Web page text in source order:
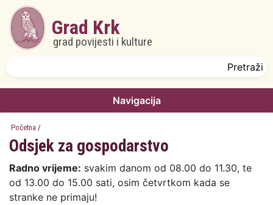
Skoči na glavni sadržaj
Grad Krk
grad povijesti i kulture
Navigacija
Početna /
Odsjek za gospodarstvo
Radno vrijeme: svakim danom od 08.00 do 11.30, te
od 13.00 do 15.00 sati, osim četvrtkom kada se
stranke ne primaju!